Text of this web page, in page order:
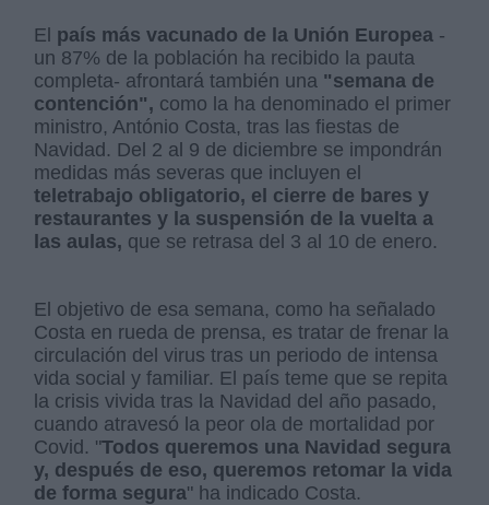
El país más vacunado de la Unión Europea -
un 87% de la población ha recibido la pauta
completa- afrontará también una "semana de
contención", como la ha denominado el primer
ministro, António Costa, tras las fiestas de
Navidad. Del 2 al 9 de diciembre se impondrán
medidas más severas que incluyen el
teletrabajo obligatorio, el cierre de bares y
restaurantes y la suspensión de la vuelta a
las aulas, que se retrasa del 3 al 10 de enero.
El objetivo de esa semana, como ha señalado
Costa en rueda de prensa, es tratar de frenar la
circulación del virus tras un periodo de intensa
vida social y familiar. El país teme que se repita
la crisis vivida tras la Navidad del año pasado,
cuando atravesó la peor ola de mortalidad por
Covid. "Todos queremos una Navidad segura
y, después de eso, queremos retomar la vida
de forma segura" ha indicado Costa.